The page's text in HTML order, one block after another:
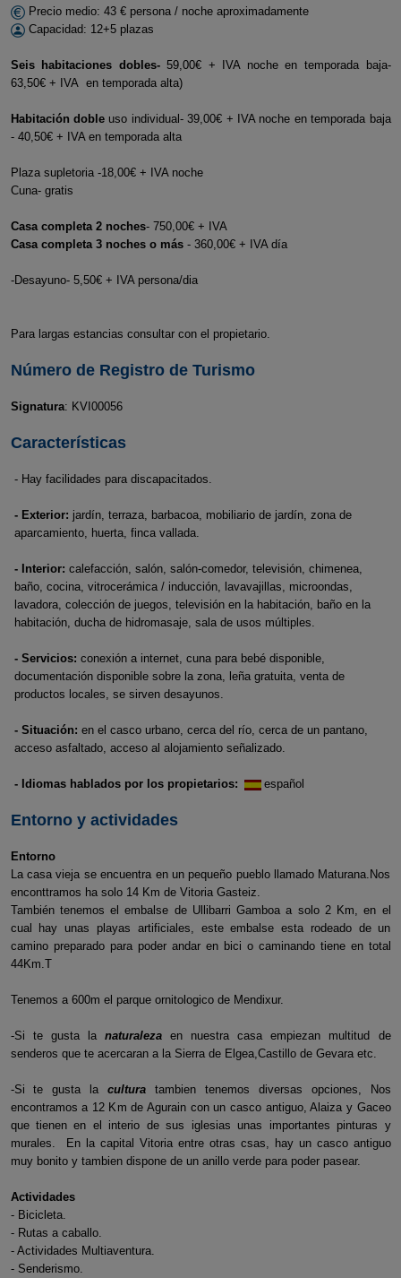
Precio medio: 43 € persona / noche aproximadamente
Capacidad: 12+5 plazas
Seis habitaciones dobles-59,00€ + IVA noche en temporada baja-
63,50€ + IVA en temporada alta)
Habitación dobleuso individual- 39,00€ + IVA noche en temporada baja
- 40,50€ + IVA en temporada alta
Plaza supletoria -18,00€ + IVA noche
Cuna- gratis
Casa completa 2 noches- 750,00€ + IVA
Casa completa 3 noches o más- 360,00€ + IVA día
-Desayuno- 5,50€ + IVA persona/dia
Para largas estancias consultar con el propietario.
Número de Registro de Turismo
Signatura: KVI00056
Características
- Hay facilidades para discapacitados.
- Exterior: jardín, terraza, barbacoa, mobiliario de jardín, zona de
aparcamiento, huerta, finca vallada.
- Interior: calefacción, salón, salón-comedor, televisión, chimenea,
baño, cocina, vitrocerámica / inducción, lavavajillas, microondas,
lavadora, colección de juegos, televisión en la habitación, baño en la
habitación, ducha de hidromasaje, sala de usos múltiples.
- Servicios: conexión a internet, cuna para bebé disponible,
documentación disponible sobre la zona, leña gratuita, venta de
productos locales, se sirven desayunos.
- Situación: en el casco urbano, cerca del río, cerca de un pantano,
acceso asfaltado, acceso al alojamiento señalizado.
- Idiomas hablados por los propietarios: español
Entorno y actividades
Entorno
La casa vieja se encuentra en un pequeño pueblo llamado Maturana.Nos
enconttramos ha solo 14 Km de Vitoria Gasteiz.
También tenemos el embalse de Ullibarri Gamboa a solo 2 Km, en el
cual hay unas playas artificiales, este embalse esta rodeado de un
camino preparado para poder andar en bici o caminando tiene en total
44Km.T
Tenemos a 600m el parque ornitologico de Mendixur.
-Si te gusta la naturalezaen nuestra casa empiezan multitud de
senderos que te acercaran a la Sierra de Elgea,Castillo de Gevara etc.
-Si te gusta lacultura tambien tenemos diversas opciones, Nos
encontramos a 12 Km de Agurain con un casco antiguo, Alaiza y Gaceo
que tienen en el interio de sus iglesias unas importantes pinturas y
murales. En la capital Vitoria entre otras csas, hay un casco antiguo
muy bonito y tambien dispone de un anillo verde para poder pasear.
Actividades
- Bicicleta.
- Rutas a caballo.
- Actividades Multiaventura.
- Senderismo.